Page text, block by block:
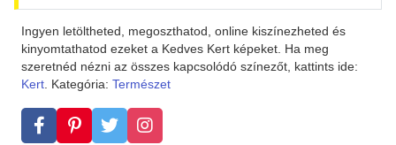
Ingyen letöltheted, megoszthatod, online kiszínezheted és
kinyomtathatod ezeket a Kedves Kert képeket. Ha meg
szeretnéd nézni az összes kapcsolódó színezőt, kattints ide:
Kert. Kategória: Természet